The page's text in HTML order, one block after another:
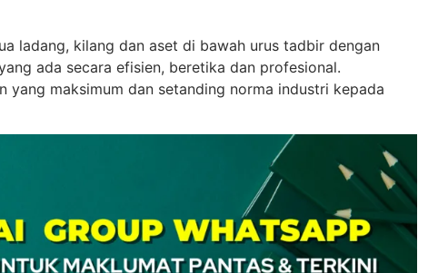
ladang, kilang dan aset di bawah urus tadbir dengan
ada secara efisien, beretika dan profesional.
yang maksimum dan setanding norma industri kepada